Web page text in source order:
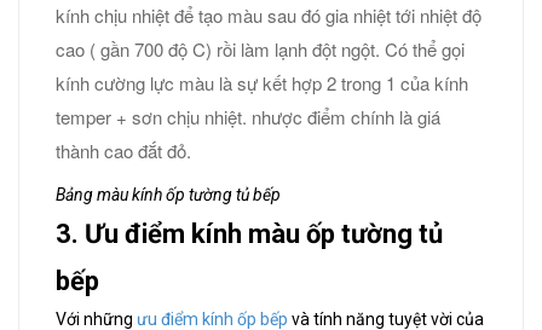
kính chịu nhiệt để tạo màu sau đó gia nhiệt tới nhiệt độ
cao ( gần 700 độ C) rồi làm lạnh đột ngột. Có thể gọi
kính cường lực màu là sự kết hợp 2 trong 1 của kính
temper + sơn chịu nhiệt. nhược điểm chính là giá
thành cao đắt đỏ.
Bảng màu kính ốp tường tủ bếp
3. Ưu điểm kính màu ốp tường tủ
bếp
Với những ưu điểm kính ốp bếp và tính năng tuyệt vời của